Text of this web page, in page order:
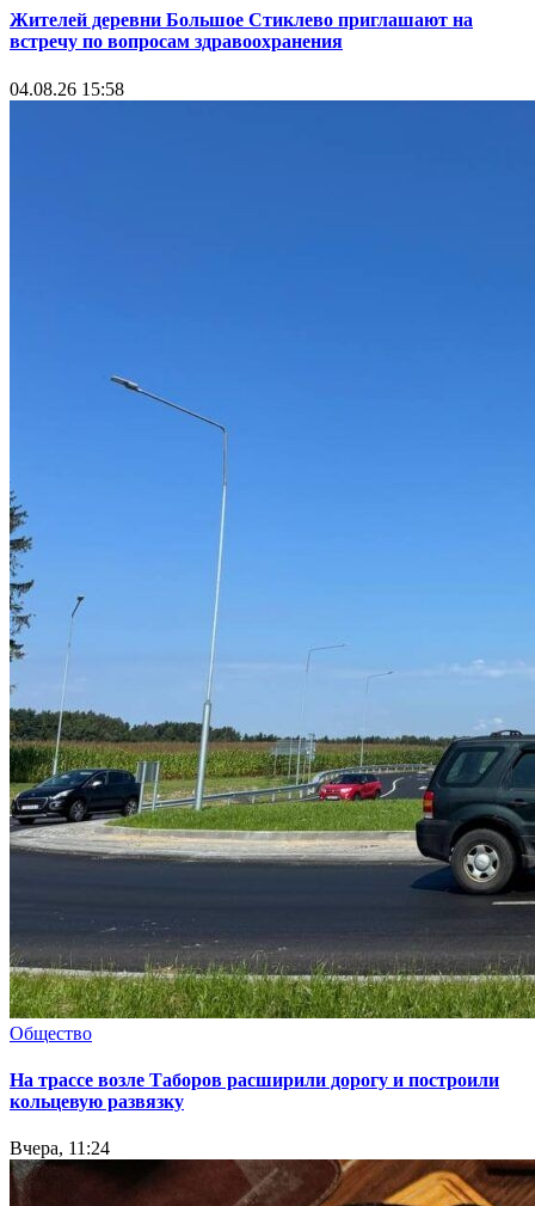
Жителей деревни Большое Стиклево приглашают на
встречу по вопросам здравоохранения
04.08.26 15:58
Общество
На трассе возле Таборов расширили дорогу и построили
кольцевую развязку
Вчера, 11:24